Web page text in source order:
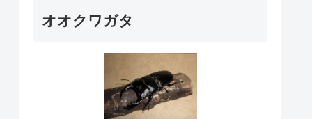
オオクワガタ